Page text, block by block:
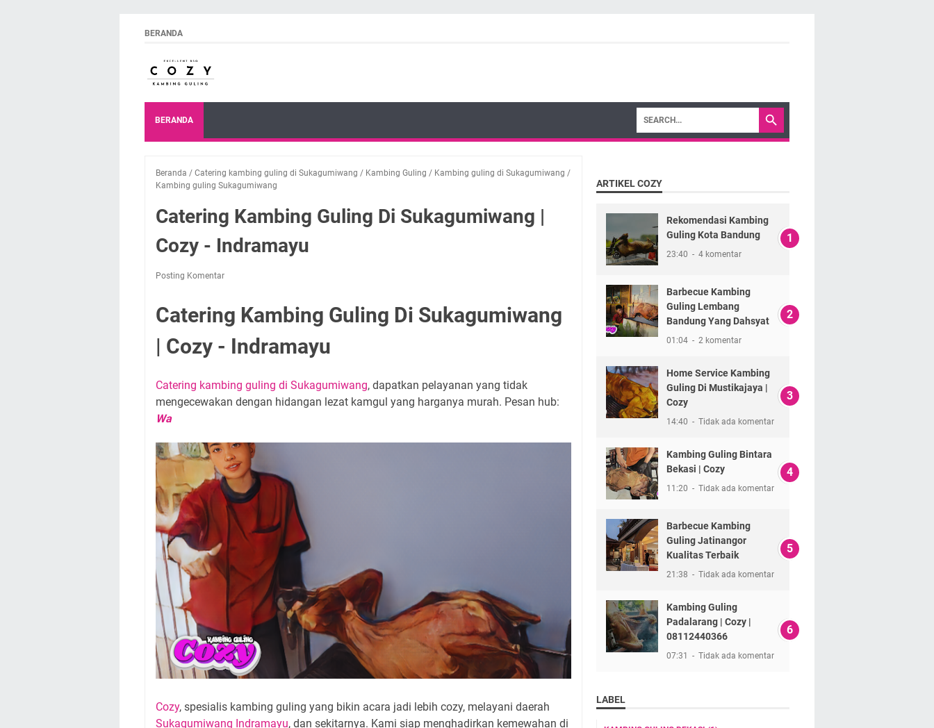
BERANDA
BERANDA
Beranda / Catering kambing guling di Sukagumiwang / Kambing Guling / Kambing guling di Sukagumiwang /
Kambing guling Sukagumiwang
Catering Kambing Guling Di Sukagumiwang |
Cozy - Indramayu
Posting Komentar
Catering Kambing Guling Di Sukagumiwang
| Cozy - Indramayu
Catering kambing guling di Sukagumiwang, dapatkan pelayanan yang tidak
mengecewakan dengan hidangan lezat kamgul yang harganya murah. Pesan hub:
Wa
Cozy, spesialis kambing guling yang bikin acara jadi lebih cozy, melayani daerah
Sukagumiwang Indramayu, dan sekitarnya. Kami siap menghadirkan kemewahan di
ARTIKEL COZY
Rekomendasi Kambing
Guling Kota Bandung
23:40 4 komentar
Barbecue Kambing
Guling Lembang
Bandung Yang Dahsyat
01:04 2 komentar
Home Service Kambing
Guling Di Mustikajaya |
Cozy
14:40 Tidak ada komentar
Kambing Guling Bintara
Bekasi | Cozy
11:20 Tidak ada komentar
Barbecue Kambing
Guling Jatinangor
Kualitas Terbaik
21:38 Tidak ada komentar
Kambing Guling
Padalarang | Cozy |
08112440366
07:31 Tidak ada komentar
LABEL